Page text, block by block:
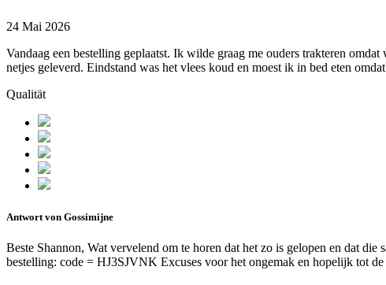
24 Mai 2026
Vandaag een bestelling geplaatst. Ik wilde graag me ouders trakteren
netjes geleverd. Eindstand was het vlees koud en moest ik in bed eten
Qualität
Antwort von Gossimijne
Beste Shannon, Wat vervelend om te horen dat het zo is gelopen en dat
bestelling: code = HJ3SJVNK Excuses voor het ongemak en hopelijk tot